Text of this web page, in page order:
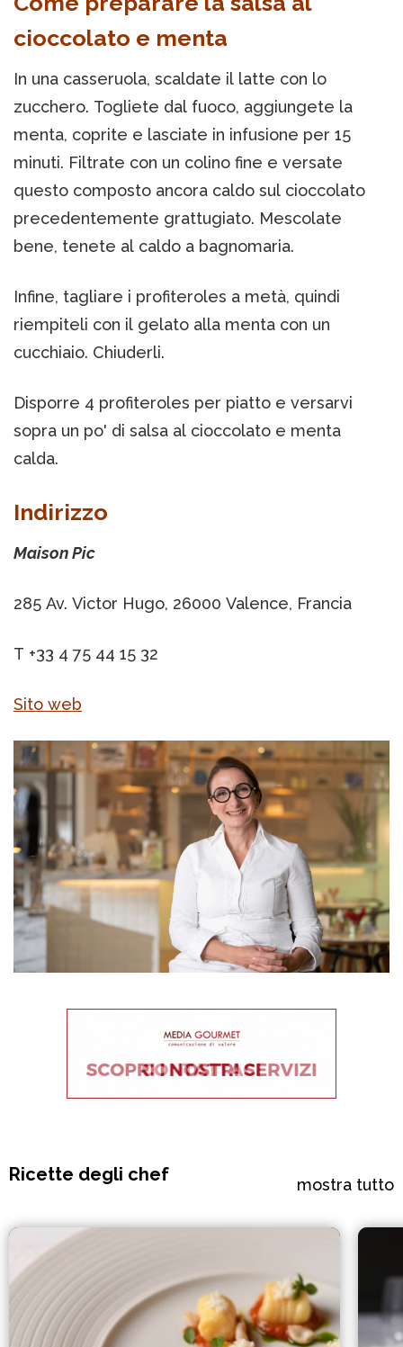
cioccolato e menta
In una casseruola, scaldate il latte con lo
zucchero. Togliete dal fuoco, aggiungete la
menta, coprite e lasciate in infusione per 15
minuti. Filtrate con un colino fine e versate
questo composto ancora caldo sul cioccolato
precedentemente grattugiato. Mescolate
bene, tenete al caldo a bagnomaria.
Infine, tagliare i profiteroles a metà, quindi
riempiteli con il gelato alla menta con un
cucchiaio. Chiuderli.
Disporre 4 profiteroles per piatto e versarvi
sopra un po' di salsa al cioccolato e menta
calda.
Indirizzo
Maison Pic
285 Av. Victor Hugo, 26000 Valence, Francia
T +33 4 75 44 15 32
Sito web
Ricette degli chef mostra tutto